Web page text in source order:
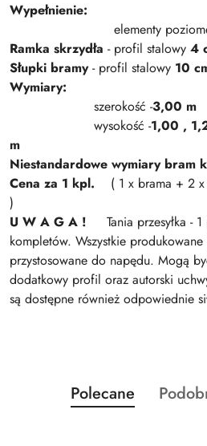
Wypełnienie:
elementy poziome -
Ramka skrzydła - profil stalowy 4
Słupki bramy- profil stalowy 10
Wymiary:
szerokość -3,00 m
wysokość -1,00 ,
m
Niestandardowe wymiary bram
Cena za 1 kpl. ( 1 x brama + 2 x
)
U W A G A ! Tania przesyłka -
kompletów. Wszystkie
przystosowane do napędu. Mogą
dodatkowy profil oraz autorski
są dostępne również odpowiednie
Pomiń karuzelę produktów
Produkty
o
Polecane